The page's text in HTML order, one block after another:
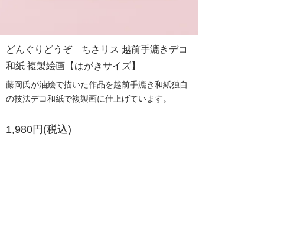
どんぐりどうぞ ちさリス 越前手漉きデコ
和紙 複製絵画【はがきサイズ】
藤岡氏が油絵で描いた作品を越前手漉き和紙独自
の技法デコ和紙で複製画に仕上げています。
1,980円(税込)